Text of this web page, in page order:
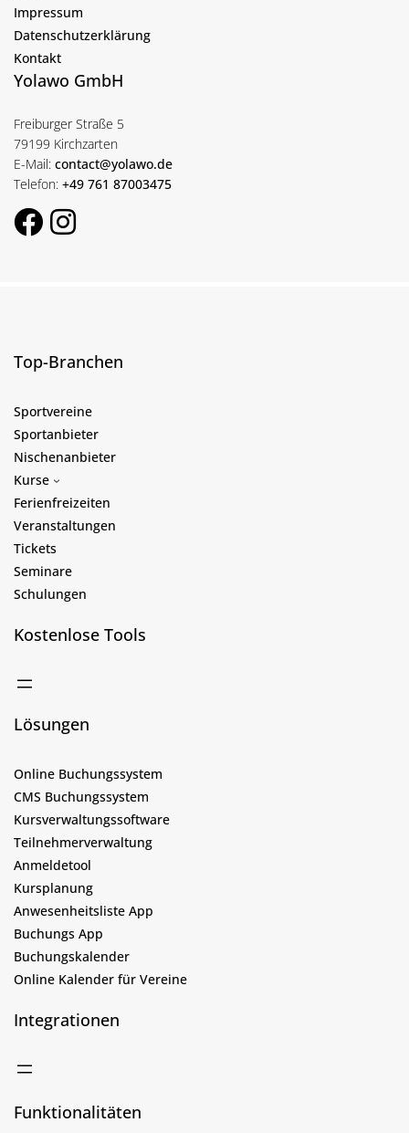
Impressum
Datenschutzerklärung
Kontakt
Yolawo GmbH
Freiburger Straße 5
79199 Kirchzarten
E-Mail: contact@yolawo.de
Telefon: +49 761 87003475
Top-Branchen
Sportvereine
Sportanbieter
Nischenanbieter
Kurse
Ferienfreizeiten
Veranstaltungen
Tickets
Seminare
Schulungen
Kostenlose Tools
Lösungen
Online Buchungssystem
CMS Buchungssystem
Kursverwaltungssoftware
Teilnehmerverwaltung
Anmeldetool
Kursplanung
Anwesenheitsliste App
Buchungs App
Buchungskalender
Online Kalender für Vereine
Integrationen
Funktionalitäten